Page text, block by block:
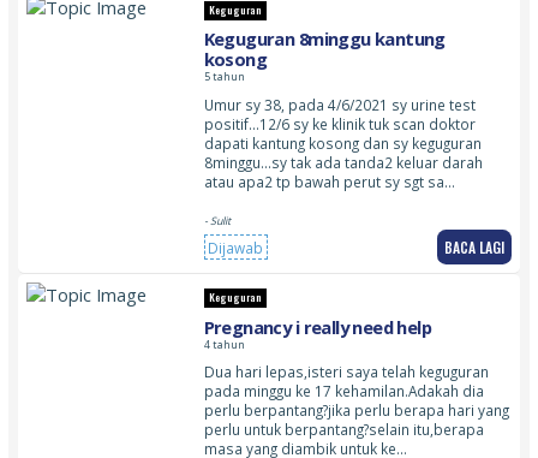
Keguguran
Keguguran 8minggu kantung
kosong
5 tahun
Umur sy 38, pada 4/6/2021 sy urine test
positif…12/6 sy ke klinik tuk scan doktor
dapati kantung kosong dan sy keguguran
8minggu…sy tak ada tanda2 keluar darah
atau apa2 tp bawah perut sy sgt sa…
- Sulit
Dijawab BACA LAGI
Keguguran
Pregnancy i really need help
4 tahun
Dua hari lepas,isteri saya telah keguguran
pada minggu ke 17 kehamilan.Adakah dia
perlu berpantang?jika perlu berapa hari yang
perlu untuk berpantang?selain itu,berapa
masa yang diambik untuk ke…